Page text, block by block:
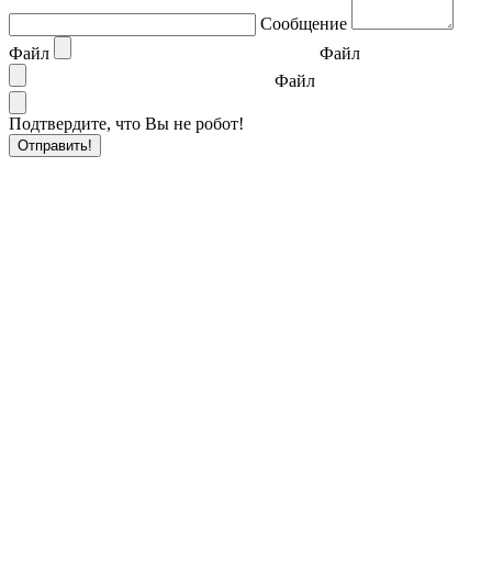
Сообщение
Файл
Файл
Файл
Подтвердите, что Вы не робот!